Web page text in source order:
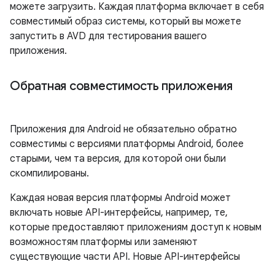
можете загрузить. Каждая платформа включает в себя
совместимый образ системы, который вы можете
запустить в AVD для тестирования вашего
приложения.
Обратная совместимость приложения
Приложения для Android не обязательно обратно
совместимы с версиями платформы Android, более
старыми, чем та версия, для которой они были
скомпилированы.
Каждая новая версия платформы Android может
включать новые API-интерфейсы, например, те,
которые предоставляют приложениям доступ к новым
возможностям платформы или заменяют
существующие части API. Новые API-интерфейсы